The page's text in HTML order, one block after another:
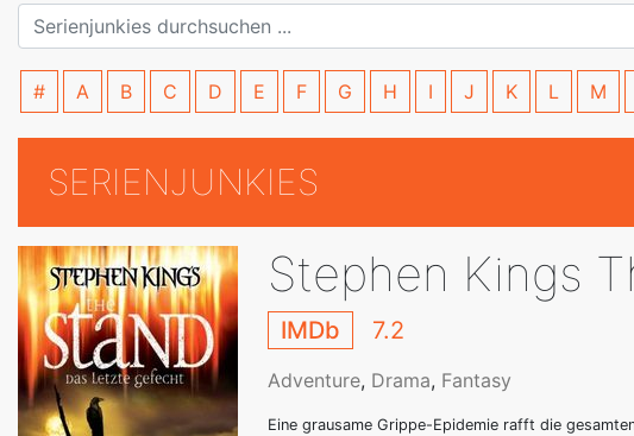
# A B C D E F G H I J K L M
SERIENJUNKIES
Stephen Kings
IMDb 7.2
Adventure, Drama, Fantasy
Eine grausame Grippe-Epidemie rafft die